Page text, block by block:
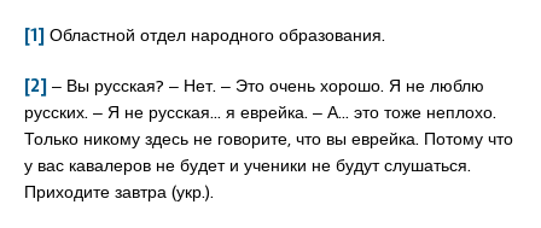
[1]Областной отдел народного образования.
[2]‒ Вы русская? ‒ Нет. ‒ Это очень хорошо. Я не люблю
русских. ‒ Я не русская… я еврейка. ‒ А… это тоже неплохо.
Только никому здесь не говорите, что вы еврейка. Потому что
у вас кавалеров не будет и ученики не будут слушаться.
Приходите завтра (укр.).